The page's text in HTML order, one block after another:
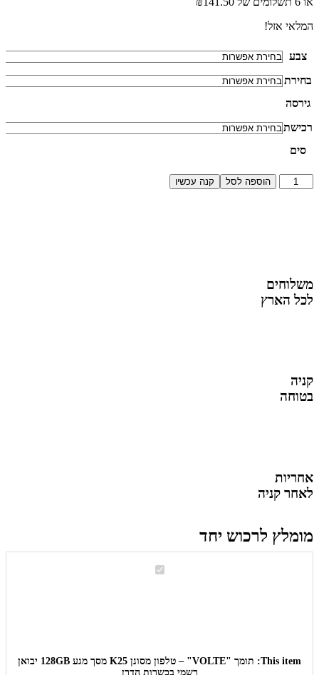
המלאי אזל!
צבע
בחירת
גירסה
רכישת
סים
הוספה לסל קנה עכשיו
משלוחים
לכל הארץ
קניה
בטוחה
אחריות
לאחר קניה
מומלץ לרכוש יחד
תומך
128GB
יבואן
This item:
תומך "VOLTE" – טלפון מסונן K25 מסך מגע 128GB יבואן
רשמי בכשרות הדרן